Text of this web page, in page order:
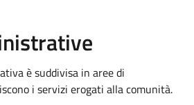
è suddivisa in aree di
i servizi erogati alla comunità.